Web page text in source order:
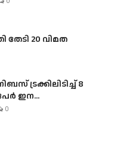
20 വിമത
ട്രക്കിലിടിച്ച് 8
ഇന...
0